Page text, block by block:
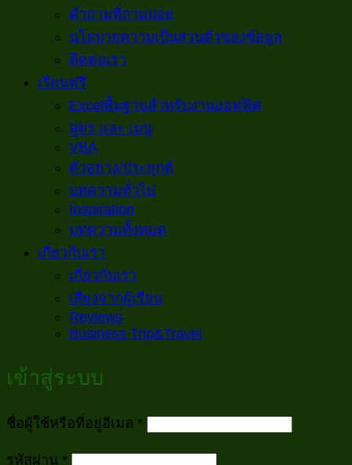
คำถามที่ถามบ่อย
นโยบายความเป็นส่วนตัวของข้อมูล
ติดต่อเรา
เรียนฟรี
Excelพื้นฐานสำหรับงานออฟฟิศ
สูตร และ เมนู
VBA
ตัวอย่าง/ประยุกต์
บทความทั่วไป
Inspiration
บทความทั้งหมด
เกี่ยวกับเรา
เกี่ยวกับเรา
เสียงจากผู้เรียน
Reviews
Business Trip&Travel
เข้าสู่ระบบ
ชื่อผู้ใช้หรือที่อยู่อีเมล *ต้องการ
รหัสผ่าน *ต้องการ